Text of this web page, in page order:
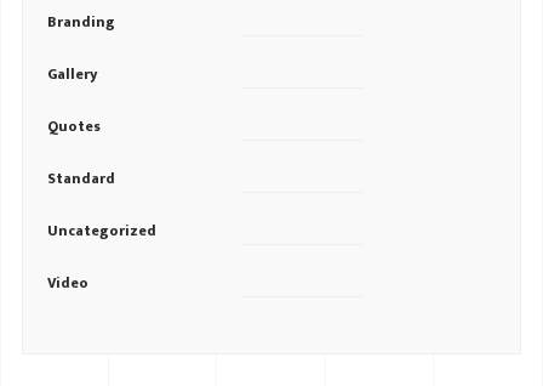
Branding
Gallery
Quotes
Standard
Uncategorized
Video